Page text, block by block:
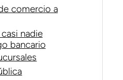
comercio a
nadie
bancario